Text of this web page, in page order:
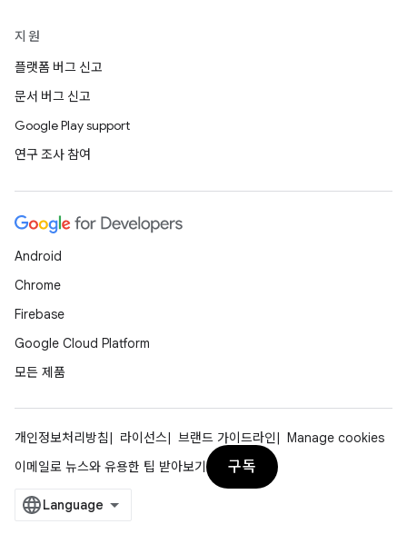
지원
플랫폼 버그 신고
문서 버그 신고
Google Play support
연구 조사 참여
Android
Chrome
Firebase
Google Cloud Platform
모든 제품
개인정보처리방침 라이선스 브랜드 가이드라인
Manage cookies
이메일로 뉴스와 유용한 팁 받아보기
구독